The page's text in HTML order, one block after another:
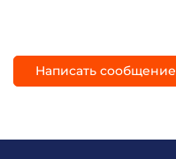
Написать сообщение